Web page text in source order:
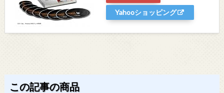
Yahooショッピング
この記事の商品